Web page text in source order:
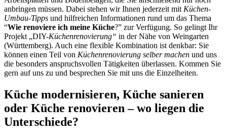
anbringen müssen. Dabei stehen wir Ihnen jederzeit mit Küchen-
Umbau-Tipps und hilfreichen Informationen rund um das Thema
“Wie renoviere ich meine Küche?” zur Verfügung. So gelingt Ihr
Projekt „DIY-Küchenrenovierung“ in der Nähe von Weingarten
(Württemberg). Auch eine flexible Kombination ist denkbar: Sie
können einen Teil von Küchenrenovierung selber machen und uns
die besonders anspruchsvollen Tätigkeiten überlassen. Kommen Sie
gern auf uns zu und besprechen Sie mit uns die Einzelheiten.
Küche modernisieren, Küche sanieren
oder Küche renovieren – wo liegen die
Unterschiede?